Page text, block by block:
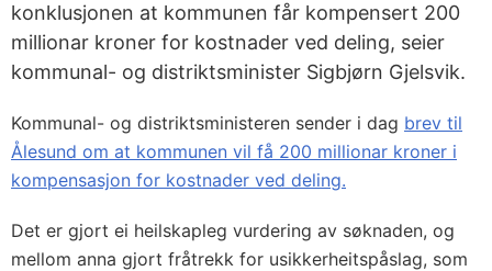
konklusjonen at kommunen får kompensert 200
millionar kroner for kostnader ved deling, seier
kommunal- og distriktsminister Sigbjørn Gjelsvik.
Kommunal- og distriktsministeren sender i dag brev til
Ålesund om at kommunen vil få 200 millionar kroner i
kompensasjon for kostnader ved deling.
Det er gjort ei heilskapleg vurdering av søknaden, og
mellom anna gjort fråtrekk for usikkerheitspåslag, som